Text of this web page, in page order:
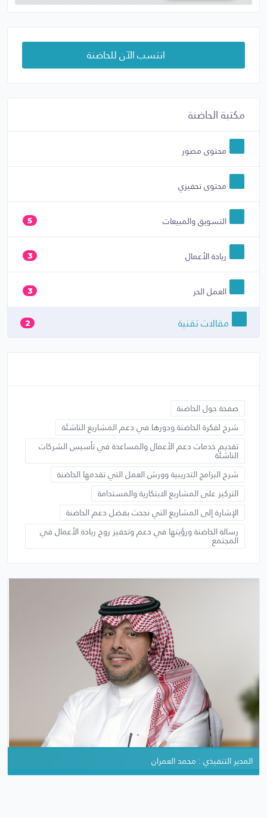
انتسب الآن للحاضنة
مكتبة الحاضنة
محتوى مصور
محتوى تحفيزي
التسويق والمبيعات 5
ريادة الأعمال 3
العمل الحر 3
مقالات تقنية 2
صفحة حول الحاضنة
شرح لفكرة الحاضنة ودورها في دعم المشاريع الناشئة
تقديم خدمات دعم الأعمال والمساعدة في تأسيس الشركات
الناشئة
شرح البرامج التدريبية وورش العمل التي تقدمها الحاضنة
التركيز على المشاريع الابتكارية والمستدامة
الإشارة إلى المشاريع التي نجحت بفضل دعم الحاضنة
رسالة الحاضنة ورؤيتها في دعم وتحفيز روح ريادة الأعمال في
المجتمع
المؤسس والمدير العام : تركي بن حميد
المدير التنفيذي : محمد العمران